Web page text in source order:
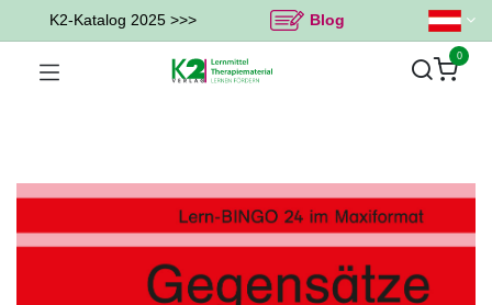
K2-Katalog 2025 >>> Blog
0